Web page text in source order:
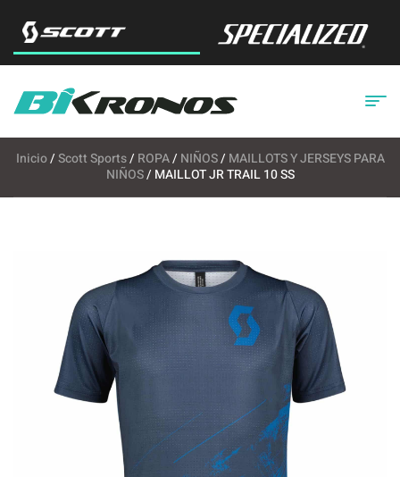
Inicio/Scott Sports/ ROPA/ NIÑOS/ MAILLOTS Y JERSEYS PARA
NIÑOS/ MAILLOT JR TRAIL 10 SS